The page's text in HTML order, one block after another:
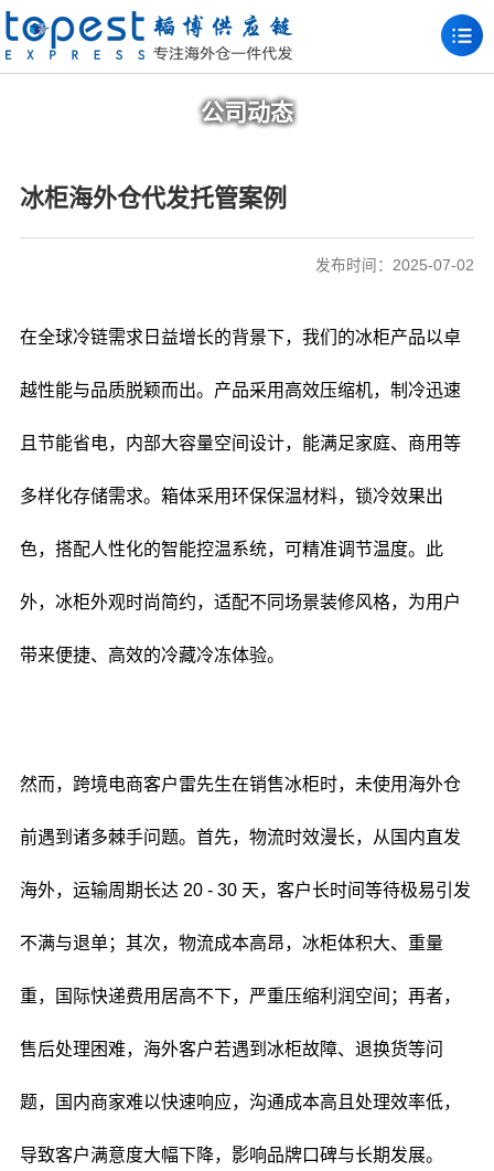
公司动态
冰柜海外仓代发托管案例
发布时间：2025-07-02
在全球冷链需求日益增长的背景下，我们的冰柜产品以卓
越性能与品质脱颖而出。产品采用高效压缩机，制冷迅速
且节能省电，内部大容量空间设计，能满足家庭、商用等
多样化存储需求。箱体采用环保保温材料，锁冷效果出
色，搭配人性化的智能控温系统，可精准调节温度。此
外，冰柜外观时尚简约，适配不同场景装修风格，为用户
带来便捷、高效的冷藏冷冻体验。
然而，跨境电商客户雷先生在销售冰柜时，未使用海外仓
前遇到诸多棘手问题。首先，物流时效漫长，从国内直发
海外，运输周期长达 20 - 30 天，客户长时间等待极易引发
不满与退单；其次，物流成本高昂，冰柜体积大、重量
重，国际快递费用居高不下，严重压缩利润空间；再者，
售后处理困难，海外客户若遇到冰柜故障、退换货等问
题，国内商家难以快速响应，沟通成本高且处理效率低，
导致客户满意度大幅下降，影响品牌口碑与长期发展。